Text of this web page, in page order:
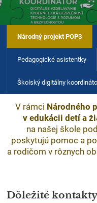
Národný projekt POP3
Pedagogické asistentky
Školský digitálny
V rámci Národného
v edukácii detí a
na našej škole
poskytujú pomoc a
a rodičom v rôznych
Dôležité